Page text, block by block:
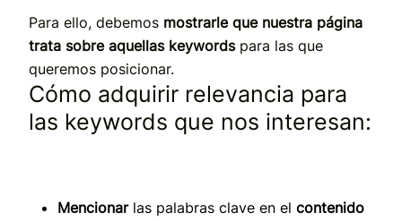
Para ello, debemos mostrarle que nuestra página
trata sobre aquellas keywordspara las que
queremos posicionar.
Cómo adquirir relevancia para
las keywords que nos interesan:
Mencionarlas palabras clave en el contenido